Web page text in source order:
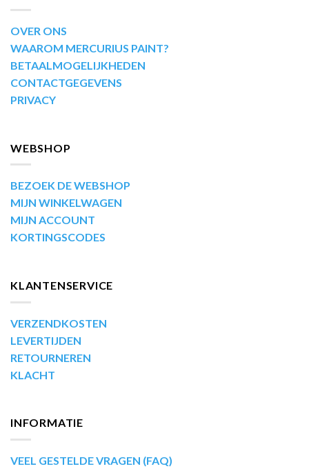
OVER ONS
WAAROM MERCURIUS PAINT?
BETAALMOGELIJKHEDEN
CONTACTGEGEVENS
PRIVACY
WEBSHOP
BEZOEK DE WEBSHOP
MIJN WINKELWAGEN
MIJN ACCOUNT
KORTINGSCODES
KLANTENSERVICE
VERZENDKOSTEN
LEVERTIJDEN
RETOURNEREN
KLACHT
INFORMATIE
VEEL GESTELDE VRAGEN (FAQ)